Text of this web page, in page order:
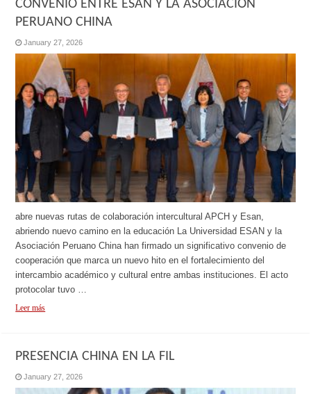
CONVENIO ENTRE ESAN Y LA ASOCIACIÓN
PERUANO CHINA
January 27, 2026
abre nuevas rutas de colaboración intercultural APCH y Esan,
abriendo nuevo camino en la educación La Universidad ESAN y la
Asociación Peruano China han firmado un significativo convenio de
cooperación que marca un nuevo hito en el fortalecimiento del
intercambio académico y cultural entre ambas instituciones. El acto
protocolar tuvo …
Leer más
PRESENCIA CHINA EN LA FIL
January 27, 2026